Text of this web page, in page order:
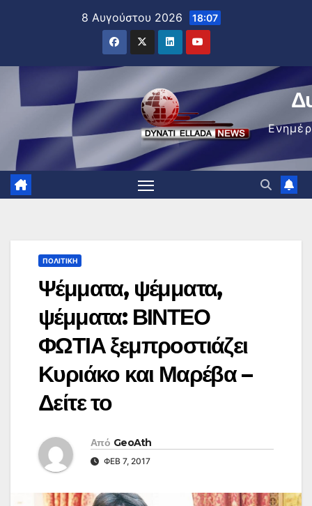
8 Αυγούστου 2026 18:07
ΠΟΛΙΤΙΚΉ
Ψέμματα, ψέμματα,
ψέμματα: ΒΙΝΤΕΟ
ΦΩΤΙΑ ξεμπροστιάζει
Κυριάκο και Μαρέβα –
Δείτε το
Από GeoAth
ΦΕΒ 7, 2017